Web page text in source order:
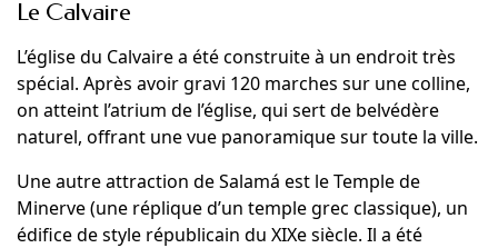
Le Calvaire
L’église du Calvaire a été construite à un endroit très
spécial. Après avoir gravi 120 marches sur une colline,
on atteint l’atrium de l’église, qui sert de belvédère
naturel, offrant une vue panoramique sur toute la ville.
Une autre attraction de Salamá est le Temple de
Minerve (une réplique d’un temple grec classique), un
édifice de style républicain du XIXe siècle. Il a été